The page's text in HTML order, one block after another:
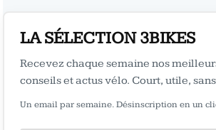
LA SÉLECTION 3BIKES
Recevez chaque semaine nos
conseils et actus vélo. Court, utile,
Un email par semaine. Désinscription en un